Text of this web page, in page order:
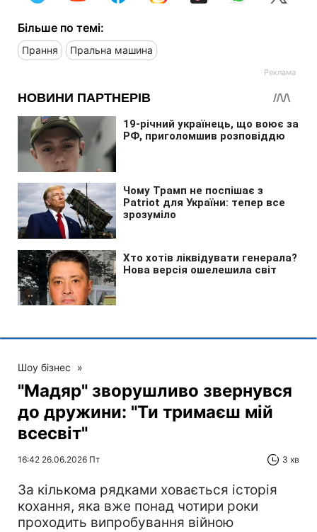
Більше по темі:
Прання Пральна машина
Шоу бізнес »
"Мадяр" зворушливо звернувся
до дружини: "Ти тримаєш мій
всесвіт"
16:42 26.06.2026 Пт 3 хв
За кількома рядками ховається історія
кохання, яка вже понад чотири роки
проходить випробування війною